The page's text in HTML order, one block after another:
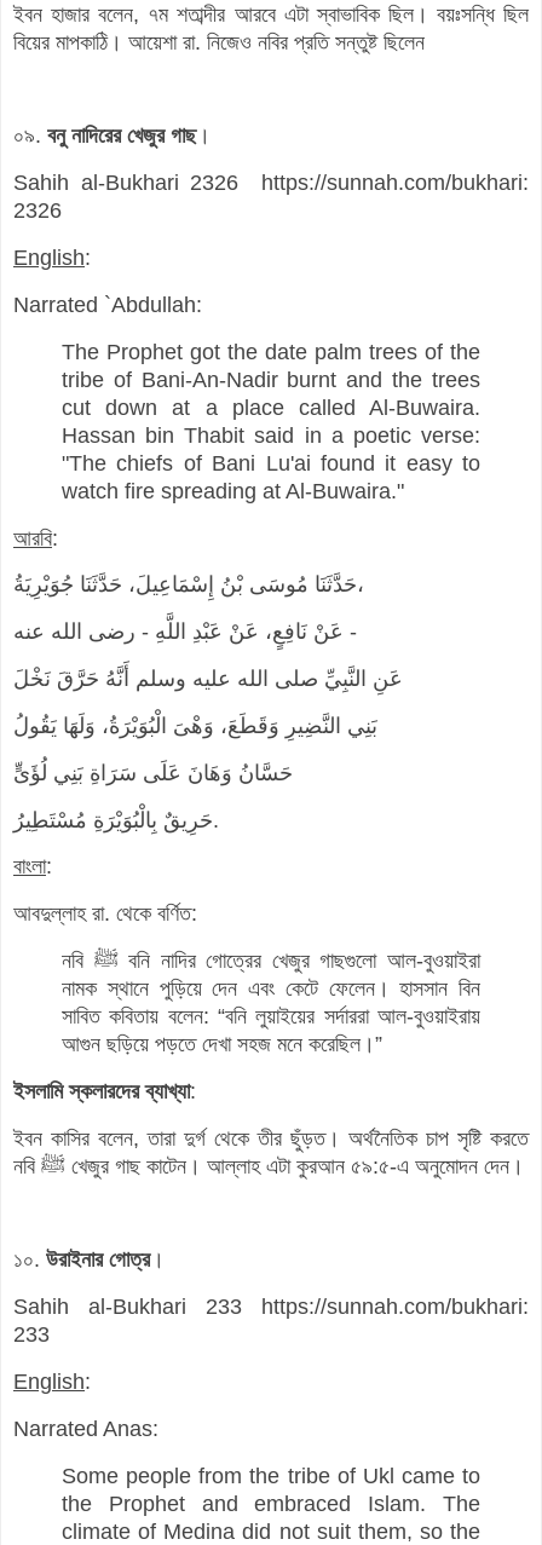
ইবন হাজার বলেন, ৭ম শতাব্দীর আরবে এটা স্বাভাবিক ছিল। বয়ঃসন্ধি ছিল
বিয়ের মাপকাঠি। আয়েশা রা. নিজেও নবির প্রতি সন্তুষ্ট ছিলেন
০৯. বনু নাদিরের খেজুর গাছ।
Sahih al-Bukhari 2326 https://sunnah.com/bukhari:
2326
English:
Narrated `Abdullah:
The Prophet got the date palm trees of the
tribe of Bani-An-Nadir burnt and the trees
cut down at a place called Al-Buwaira.
Hassan bin Thabit said in a poetic verse:
"The chiefs of Bani Lu'ai found it easy to
watch fire spreading at Al-Buwaira."
আরবি:
حَدَّثَنَا مُوسَى بْنُ إِسْمَاعِيلَ، حَدَّثَنَا جُوَيْرِيَةُ،
عَنْ نَافِعٍ، عَنْ عَبْدِ اللَّهِ - رضى الله عنه -
حَرِيقٌ بِالْبُوَيْرَةِ مُسْتَطِيرُ.
বাংলা:
আবদুল্লাহ রা. থেকে বর্ণিত:
নবি ﷺ বনি নাদির গোত্রের খেজুর গাছগুলো আল-বুওয়াইরা
নামক স্থানে পুড়িয়ে দেন এবং কেটে ফেলেন। হাসসান বিন
সাবিত কবিতায় বলেন: “বনি লুয়াইয়ের সর্দাররা আল-বুওয়াইরায়
আগুন ছড়িয়ে পড়তে দেখা সহজ মনে করেছিল।”
ইসলামি স্কলারদের ব্যাখ্যা:
ইবন কাসির বলেন, তারা দুর্গ থেকে তীর ছুঁড়ত। অর্থনৈতিক চাপ সৃষ্টি করতে
নবি ﷺ খেজুর গাছ কাটেন। আল্লাহ এটা কুরআন ৫৯:৫-এ অনুমোদন দেন।
১০. উরাইনার গোত্র।
Sahih al-Bukhari 233 https://sunnah.com/bukhari:
233
English:
Narrated Anas:
Some people from the tribe of Ukl came to
the Prophet and embraced Islam. The
climate of Medina did not suit them, so the